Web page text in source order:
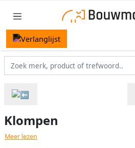
Klompen
Meer lezen